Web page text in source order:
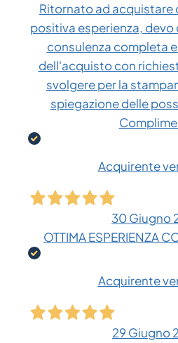
Ritornato ad
positiva esperienza,
consulenza completa
dell'acquisto con
svolgere per la
spiegazione delle
Acquirente
30 Giugno
OTTIMA ESPERIENZA
Acquirente
29 Giugno